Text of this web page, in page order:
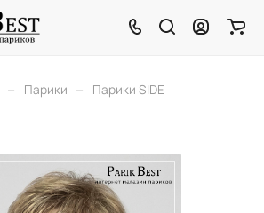
– Парики – Парики SIDE